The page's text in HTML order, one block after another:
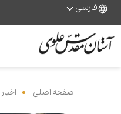
فارسی
صفحه اصلی اخبار